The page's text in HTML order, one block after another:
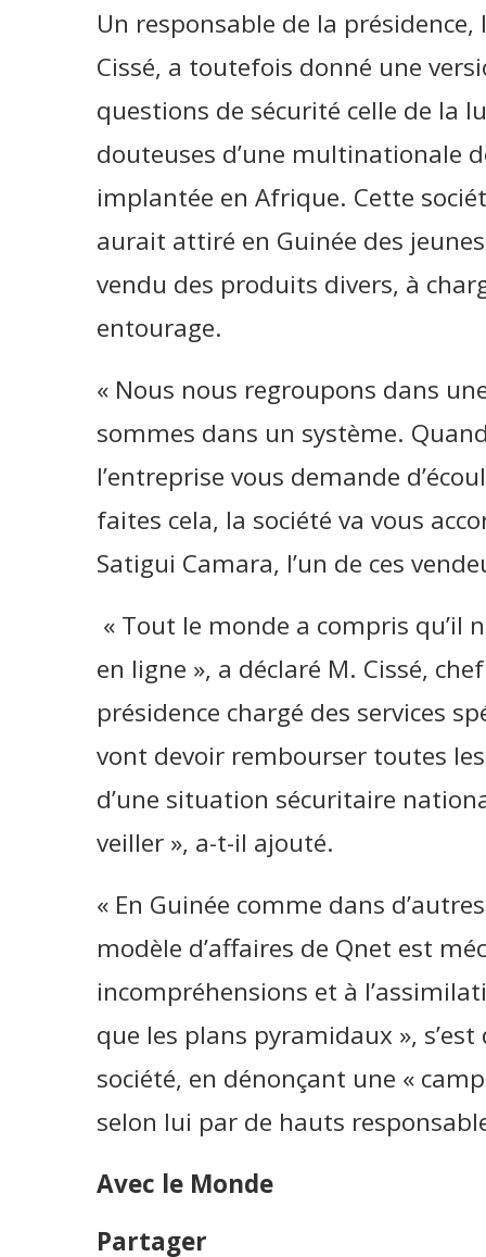
Un responsable de la
Cissé, a toutefois donné une
questions de sécurité celle de la
douteuses d’une multinationale
implantée en Afrique. Cette
aurait attiré en Guinée des
vendu des produits divers, à
entourage.
« Nous nous regroupons dans
sommes dans un système.
l’entreprise vous demande
faites cela, la société va vous
Satigui Camara, l’un de ces
« Tout le monde a compris qu’il
en ligne », a déclaré M. Cissé,
présidence chargé des services
vont devoir rembourser toutes
d’une situation sécuritaire
veiller », a-t-il ajouté.
« En Guinée comme dans
modèle d’affaires de Qnet est
incompréhensions et à
que les plans pyramidaux »,
société, en dénonçant une «
selon lui par de hauts
Avec le Monde
Partager